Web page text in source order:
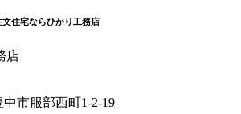
住宅ならひかり工務店
店
中市服部西町1-2-19